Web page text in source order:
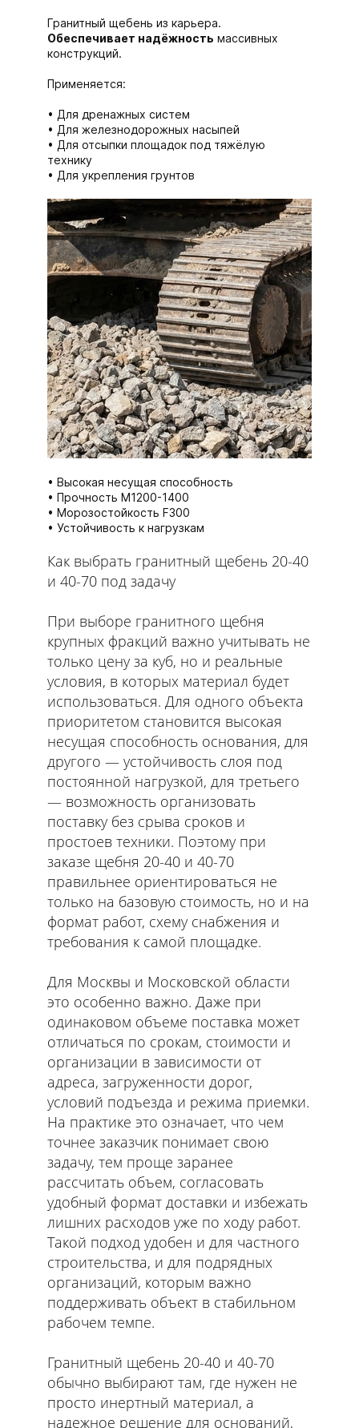
Гранитный щебень из карьера.
Обеспечивает надёжность массивных
конструкций.
Применяется:
Для дренажных систем
Для железнодорожных насыпей
Для отсыпки площадок под тяжёлую
технику
Для укрепления грунтов
Высокая несущая способность
Прочность М1200-1400
Морозостойкость F300
Устойчивость к нагрузкам
Как выбрать гранитный щебень 20-40
и 40-70 под задачу
При выборе гранитного щебня
крупных фракций важно учитывать не
только цену за куб, но и реальные
условия, в которых материал будет
использоваться. Для одного объекта
приоритетом становится высокая
несущая способность основания, для
другого — устойчивость слоя под
постоянной нагрузкой, для третьего
— возможность организовать
поставку без срыва сроков и
простоев техники. Поэтому при
заказе щебня 20-40 и 40-70
правильнее ориентироваться не
только на базовую стоимость, но и на
формат работ, схему снабжения и
требования к самой площадке.
Для Москвы и Московской области
это особенно важно. Даже при
одинаковом объеме поставка может
отличаться по срокам, стоимости и
организации в зависимости от
адреса, загруженности дорог,
условий подъезда и режима приемки.
На практике это означает, что чем
точнее заказчик понимает свою
задачу, тем проще заранее
рассчитать объем, согласовать
удобный формат доставки и избежать
лишних расходов уже по ходу работ.
Такой подход удобен и для частного
строительства, и для подрядных
организаций, которым важно
поддерживать объект в стабильном
рабочем темпе.
Гранитный щебень 20-40 и 40-70
обычно выбирают там, где нужен не
просто инертный материал, а
надежное решение для оснований,